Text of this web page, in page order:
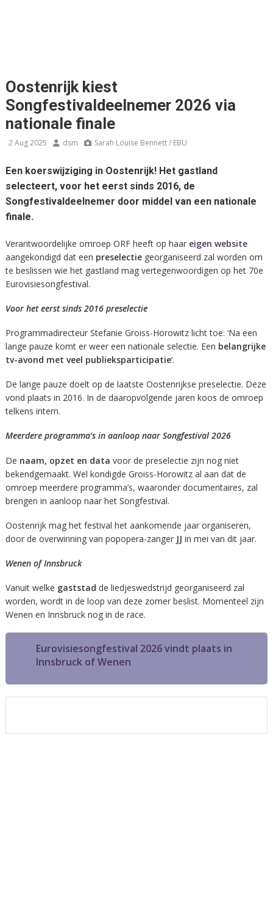
Oostenrijk kiest
Songfestivaldeelnemer 2026 via
nationale finale
2 Aug 2025 dsm Sarah Louise Bennett / EBU
Een koerswijziging in Oostenrijk! Het gastland
selecteert, voor het eerst sinds 2016, de
Songfestivaldeelnemer door middel van een nationale
finale.
Verantwoordelijke omroep ORF heeft op haar eigen website
aangekondigd dat een preselectiegeorganiseerd zal worden om
te beslissen wie het gastland mag vertegenwoordigen op het 70e
Eurovisiesongfestival.
Voor het eerst sinds 2016 preselectie
Programmadirecteur Stefanie Groiss-Horowitz licht toe: ‘Na een
lange pauze komt er weer een nationale selectie. Een belangrijke
tv-avond met veel publieksparticipatie‘.
De lange pauze doelt op de laatste Oostenrijkse preselectie. Deze
vond plaats in 2016. In de daaropvolgende jaren koos de omroep
telkens intern.
Meerdere programma’s in aanloop naar Songfestival 2026
De naam, opzet en data voor de preselectie zijn nog niet
bekendgemaakt. Wel kondigde Groiss-Horowitz al aan dat de
omroep meerdere programma’s, waaronder documentaires, zal
brengen in aanloop naar het Songfestival.
Oostenrijk mag het festival het aankomende jaar organiseren,
door de overwinning van popopera-zanger JJ in mei van dit jaar.
Wenen of Innsbruck
Vanuit welke gaststad de liedjeswedstrijd georganiseerd zal
worden, wordt in de loop van deze zomer beslist. Momenteel zijn
Wenen en Innsbruck nog in de race.
Eurovisiesongfestival 2026 vindt plaats in
Innsbruck of Wenen